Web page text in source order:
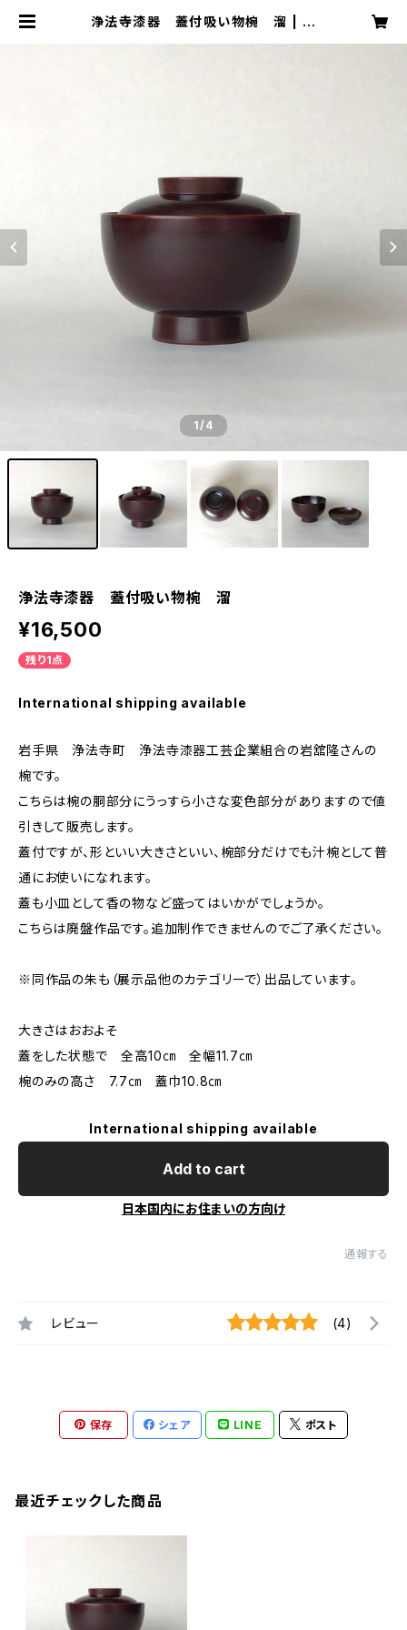
浄法寺漆器 蓋付吸い物椀 溜 | 杜
1/4
浄法寺漆器 蓋付吸い物椀 溜
¥16,500
残り1点
International shipping available
岩手県 浄法寺町 浄法寺漆器工芸企業組合の岩舘隆さんの
椀です。
こちらは椀の胴部分にうっすら小さな変色部分がありますので値
引きして販売します。
蓋付ですが、形といい大きさといい、椀部分だけでも汁椀として普
通にお使いになれます。
蓋も小皿として香の物など盛ってはいかがでしょうか。
こちらは廃盤作品です。追加制作できませんのでご了承ください。
※同作品の朱も（展示品他のカテゴリーで）出品しています。
大きさはおおよそ
蓋をした状態で 全高10㎝ 全幅11.7㎝
椀のみの高さ 7.7㎝ 蓋巾10.8㎝
International shipping available
Add to cart
日本国内にお住まいの方向け
通報する
レビュー (4)
保存 シェア LINE ポスト
最近チェックした商品